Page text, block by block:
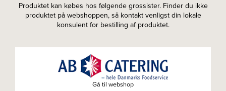
Produktet kan købes hos følgende grossister. Finder du ikke
produktet på webshoppen, så kontakt venligst din lokale
konsulent for bestilling af produktet.
Gå til webshop